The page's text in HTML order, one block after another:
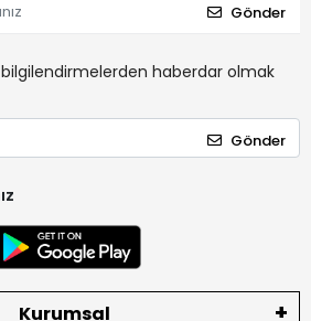
Gönder
haberdar olmak
Gönder
Kurumsal